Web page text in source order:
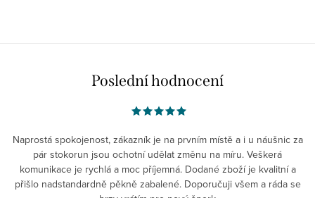
Poslední hodnocení
Naprostá spokojenost, zákazník je na prvním místě a i u náušnic za
pár stokorun jsou ochotní udělat změnu na míru. Veškerá
komunikace je rychlá a moc příjemná. Dodané zboží je kvalitní a
přišlo nadstandardně pěkně zabalené. Doporučuji všem a ráda se